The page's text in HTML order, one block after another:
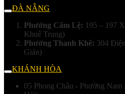
ĐÀ NẴNG
Phường Cẩm Lệ: 195 – 197
Khuê Trung)
Phường Thanh Khê: 304
Gián)
KHÁNH HÒA
05 Phong Châu - Phường